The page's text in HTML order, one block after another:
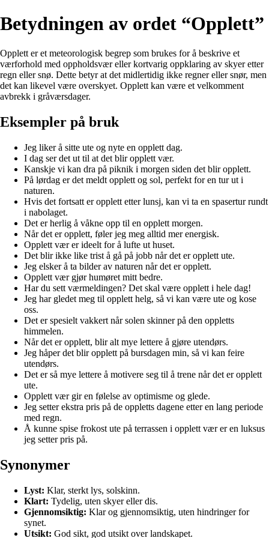
Betydningen av ordet “Opplett”
Opplett er et meteorologisk begrep som brukes for å beskrive et
værforhold med oppholdsvær eller kortvarig oppklaring av skyer etter
regn eller snø. Dette betyr at det midlertidig ikke regner eller snør, men
det kan likevel være overskyet. Opplett kan være et velkomment
avbrekk i gråværsdager.
Eksempler på bruk
Jeg liker å sitte ute og nyte en opplett dag.
I dag ser det ut til at det blir opplett vær.
Kanskje vi kan dra på piknik i morgen siden det blir opplett.
På lørdag er det meldt opplett og sol, perfekt for en tur ut i
naturen.
Hvis det fortsatt er opplett etter lunsj, kan vi ta en spasertur rundt
i nabolaget.
Det er herlig å våkne opp til en opplett morgen.
Når det er opplett, føler jeg meg alltid mer energisk.
Opplett vær er ideelt for å lufte ut huset.
Det blir ikke like trist å gå på jobb når det er opplett ute.
Jeg elsker å ta bilder av naturen når det er opplett.
Opplett vær gjør humøret mitt bedre.
Har du sett værmeldingen? Det skal være opplett i hele dag!
Jeg har gledet meg til opplett helg, så vi kan være ute og kose
oss.
Det er spesielt vakkert når solen skinner på den oppletts
himmelen.
Når det er opplett, blir alt mye lettere å gjøre utendørs.
Jeg håper det blir opplett på bursdagen min, så vi kan feire
utendørs.
Det er så mye lettere å motivere seg til å trene når det er opplett
ute.
Opplett vær gir en følelse av optimisme og glede.
Jeg setter ekstra pris på de oppletts dagene etter en lang periode
med regn.
Å kunne spise frokost ute på terrassen i opplett vær er en luksus
jeg setter pris på.
Synonymer
Lyst: Klar, sterkt lys, solskinn.
Klart: Tydelig, uten skyer eller dis.
Gjennomsiktig: Klar og gjennomsiktig, uten hindringer for
synet.
Utsikt: God sikt, god utsikt over landskapet.